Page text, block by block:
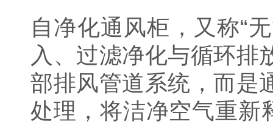
自净化通风柜，又称“
入、过滤净化与循环排
部排风管道系统，而是
处理，将洁净空气重